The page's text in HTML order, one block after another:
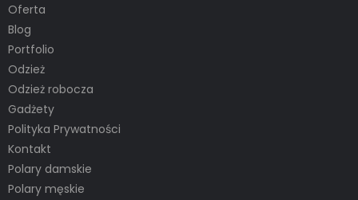
Oferta
Blog
Portfolio
Odzież
Odzież robocza
Gadżety
Polityka Prywatności
Kontakt
Polary damskie
Polary męskie